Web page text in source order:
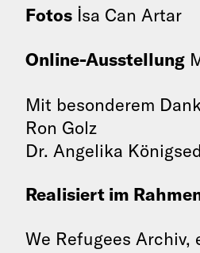
Fotos İsa Can Artar
Online-Ausstellung
Mit besonderem
Ron Golz
Dr. Angelika
Realisiert im
We Refugees Archiv,